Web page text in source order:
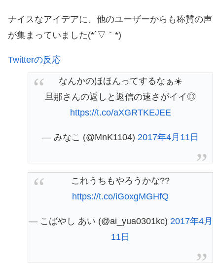
ナイスなアイデアに、他のユーザーからも称賛の声
が集まっていました(*´▽｀*)
Twitterの反応
なんかのほほんってするなぁ☀️
旦那さんの返しと返信の速さがイイ◎
https://t.co/aXGRTKEJEE
— みなこ (@MnK1104) 2017年4月11日
これうちもやろうかな??
https://t.co/iGoxgMGHfQ
— こばやし あい (@ai_yua0301kc) 2017年4月
11日